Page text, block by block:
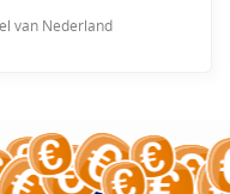
van Nederland